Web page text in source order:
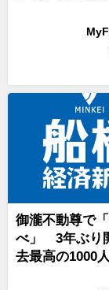
御瀧不動尊で
べ」 3年ぶり
去最高の1000